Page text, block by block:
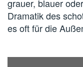
grauer, blauer
Dramatik des
es oft für die